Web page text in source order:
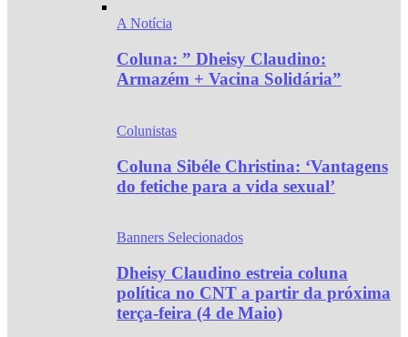
A Notícia
Coluna: ” Dheisy Claudino:
Armazém + Vacina Solidária”
Colunistas
Coluna Sibéle Christina: ‘Vantagens
do fetiche para a vida sexual’
Banners Selecionados
Dheisy Claudino estreia coluna
política no CNT a partir da próxima
terça-feira (4 de Maio)